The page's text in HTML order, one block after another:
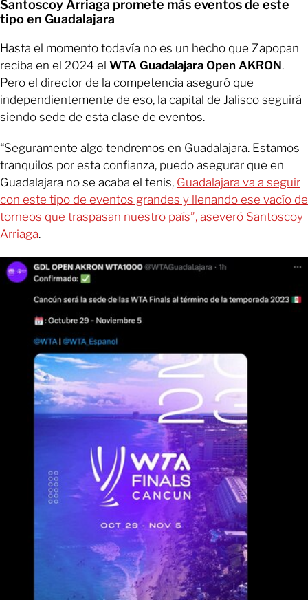
Santoscoy Arriaga promete más eventos de este
tipo en Guadalajara
Hasta el momento todavía no es un hecho que Zapopan
reciba en el 2024 el WTA Guadalajara Open AKRON.
Pero el director de la competencia aseguró que
independientemente de eso, la capital de Jalisco seguirá
siendo sede de esta clase de eventos.
“Seguramente algo tendremos en Guadalajara. Estamos
tranquilos por esta confianza, puedo asegurar que en
Guadalajara no se acaba el tenis, Guadalajara va a seguir
con este tipo de eventos grandes y llenando ese vacío de
torneos que traspasan nuestro país”, aseveró Santoscoy
Arriaga.